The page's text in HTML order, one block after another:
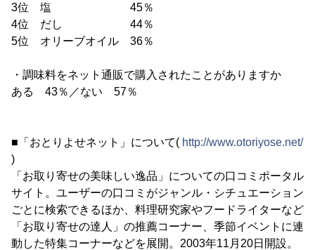
3位 塩 45％
4位 だし 44％
5位 オリーブオイル 36％
・調味料をネット通販で購入されたことがありますか
ある 43％／ない 57％
■「おとりよせネット」について( http://www.otoriyose.net/
)
「お取り寄せの美味しい逸品」についての口コミポータル
サイト。ユーザーの口コミがジャンル・シチュエーション
ごとに検索できるほか、料理研究家やフードライターなど
「お取り寄せの達人」の推薦コーナー、季節イベントに連
動した特集コーナーなどを展開。2003年11月20日開設。